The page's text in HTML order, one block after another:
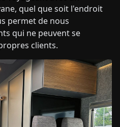
quel que soit l'endroit
permet de nous
qui ne peuvent se
clients.